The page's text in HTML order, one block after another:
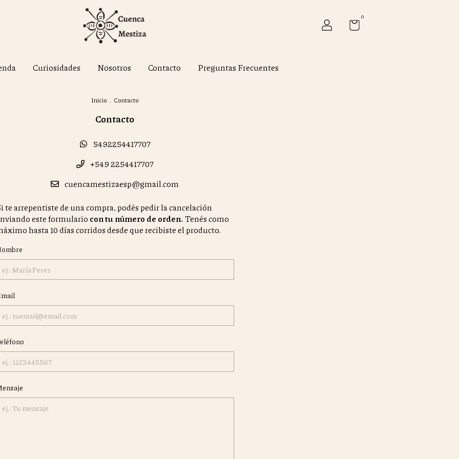
0
Curiosidades Nosotros Contacto Preguntas Frecuentes
Inicio . Contacto
Contacto
5492254417707
+549 2254417707
cuencamestizaesp@gmail.com
te arrepentiste de una compra, podés pedir la cancelación
este formulario con tu número de orden.Tenés como
hasta 10 días corridos desde que recibiste el producto.